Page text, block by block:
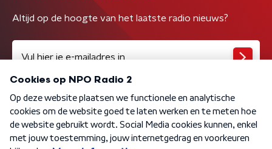
Altijd op de hoogte van het laatste radio nieuws?
Algemene voorwaarden